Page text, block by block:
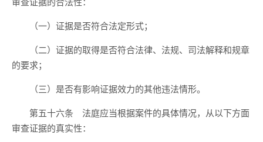
（一）证据是否符合法定形式；
（二）证据的取得是否符合法律、法规、司法解释和规章
的要求；
（三）是否有影响证据效力的其他违法情形。
第五十六条 法庭应当根据案件的具体情况，从以下方面
审查证据的真实性：